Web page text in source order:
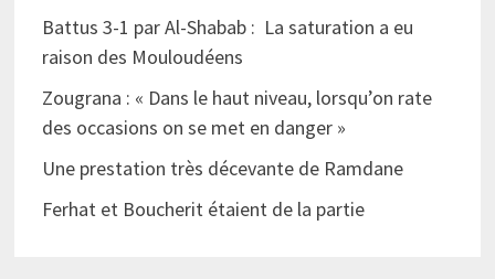
Battus 3-1 par Al-Shabab : La saturation a eu
raison des Mouloudéens
Zougrana : « Dans le haut niveau, lorsqu’on rate
des occasions on se met en danger »
Une prestation très décevante de Ramdane
Ferhat et Boucherit étaient de la partie